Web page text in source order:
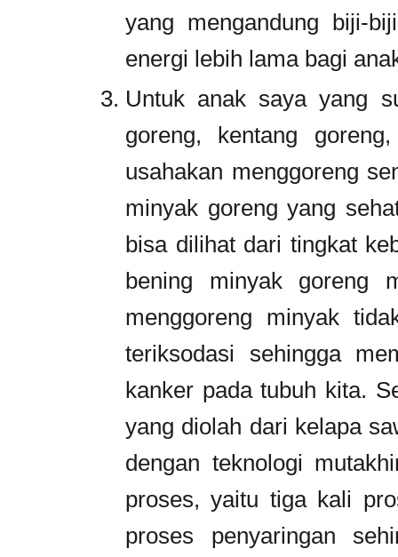
yang mengandung biji-
energi lebih lama bagi
Untuk anak saya yang
goreng, kentang
usahakan menggoreng
minyak goreng yang
bisa dilihat dari tingkat
bening minyak goreng
menggoreng minyak
teriksodasi sehingga
kanker pada tubuh kita.
yang diolah dari kelapa
dengan teknologi
proses, yaitu tiga kali
proses penyaringan